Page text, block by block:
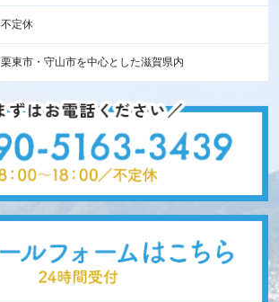
不定休
栗東市・守山市を中心とした滋賀県内